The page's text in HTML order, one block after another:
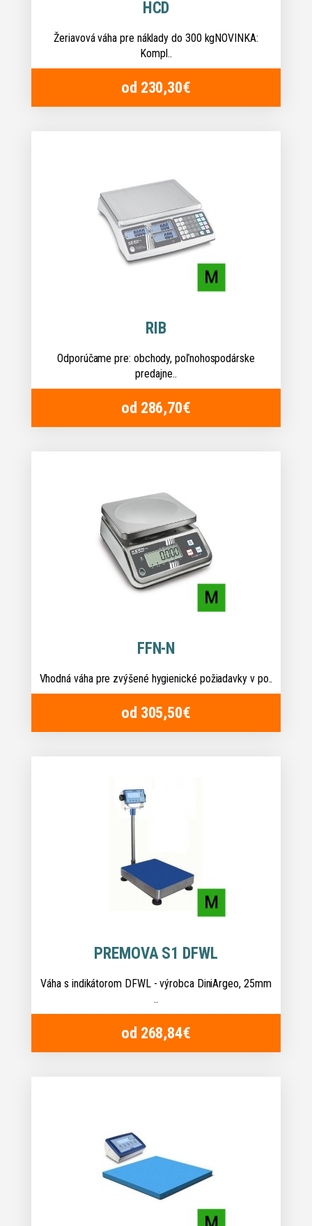
HCD
Žeriavová váha pre náklady do 300 kgNOVINKA:
Kompl..
od 230,30€
RIB
Odporúčame pre: obchody, poľnohospodárske
predajne..
od 286,70€
FFN-N
Vhodná váha pre zvýšené hygienické požiadavky v po..
od 305,50€
PREMOVA S1 DFWL
Váha s indikátorom DFWL - výrobca DiniArgeo, 25mm
..
od 268,84€